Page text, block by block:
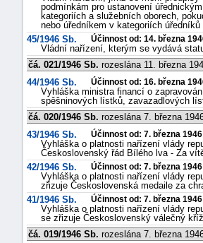
podmínkám pro ustanovení
kategoriích a služebních oborech,
nebo úředníkem v kategoriích
45/1946 Sb.
Účinnost od: 14. března
Vládní nařízení, kterým se vydává
čá. 021/1946 Sb. rozeslána 11. března
44/1946 Sb.
Účinnost od: 16. března
Vyhláška ministra financí o
spěšninových lístků, zavazadlových
čá. 020/1946 Sb. rozeslána 7. března
43/1946 Sb.
Účinnost od: 7. března 1946
Vyhláška o platnosti nařízení vlády
Československý řád Bílého lva - Za
42/1946 Sb.
Účinnost od: 7. března
Vyhláška o platnosti nařízení vlády
zřizuje Československá medaile za
41/1946 Sb.
Účinnost od: 7. března
Vyhláška o platnosti nařízení vlády
se zřizuje Československý válečný
čá. 019/1946 Sb. rozeslána 7. března